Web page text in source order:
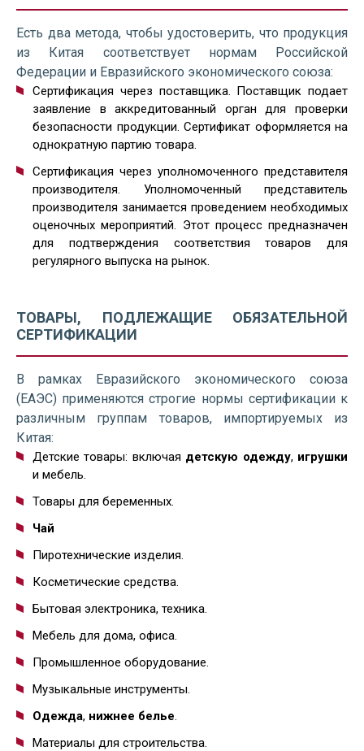
Есть два метода, чтобы удостоверить, что продукция
из Китая соответствует нормам Российской
Федерации и Евразийского экономического союза:
Сертификация через поставщика. Поставщик подает
заявление в аккредитованный орган для проверки
безопасности продукции. Сертификат оформляется на
однократную партию товара.
Сертификация через уполномоченного представителя
производителя. Уполномоченный представитель
производителя занимается проведением необходимых
оценочных мероприятий. Этот процесс предназначен
для подтверждения соответствия товаров для
регулярного выпуска на рынок.
ТОВАРЫ, ПОДЛЕЖАЩИЕ ОБЯЗАТЕЛЬНОЙ
СЕРТИФИКАЦИИ
В рамках Евразийского экономического союза
(ЕАЭС) применяются строгие нормы сертификации к
различным группам товаров, импортируемых из
Китая:
Детские товары: включая детскую одежду, игрушки
и мебель.
Товары для беременных.
Чай
Пиротехнические изделия.
Косметические средства.
Бытовая электроника, техника.
Мебель для дома, офиса.
Промышленное оборудование.
Музыкальные инструменты.
Одежда, нижнее белье.
Материалы для строительства.